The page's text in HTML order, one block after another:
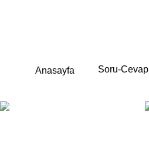
Anasayfa Soru-Cevap